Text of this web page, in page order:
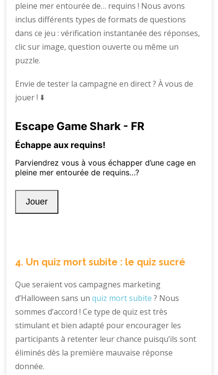
pleine mer entourée de… requins ! Nous avons
inclus différents types de formats de questions
dans ce jeu : vérification instantanée des réponses,
clic sur image, question ouverte ou même un
puzzle.
Envie de tester la campagne en direct ? À vous de
jouer ! ⬇️
4. Un quiz mort subite : le quiz sucré
Que seraient vos campagnes marketing
d’Halloween sans unquiz mort subite ? Nous
sommes d’accord ! Ce type de quiz est très
stimulant et bien adapté pour encourager les
participants à retenter leur chance puisqu’ils sont
éliminés dès la première mauvaise réponse
donnée.